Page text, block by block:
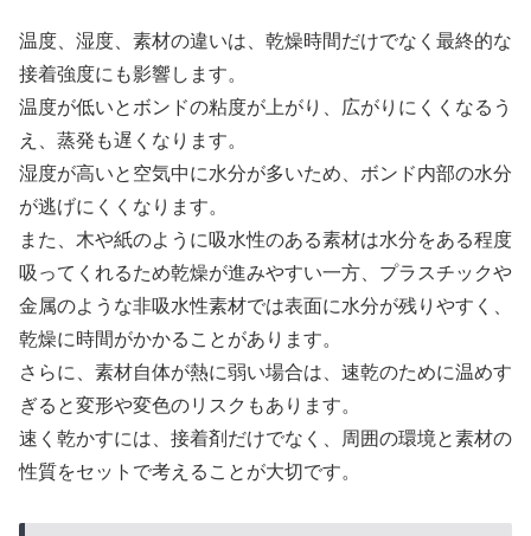
温度、湿度、素材の違いは、乾燥時間だけでなく最終的な
接着強度にも影響します。
温度が低いとボンドの粘度が上がり、広がりにくくなるう
え、蒸発も遅くなります。
湿度が高いと空気中に水分が多いため、ボンド内部の水分
が逃げにくくなります。
また、木や紙のように吸水性のある素材は水分をある程度
吸ってくれるため乾燥が進みやすい一方、プラスチックや
金属のような非吸水性素材では表面に水分が残りやすく、
乾燥に時間がかかることがあります。
さらに、素材自体が熱に弱い場合は、速乾のために温めす
ぎると変形や変色のリスクもあります。
速く乾かすには、接着剤だけでなく、周囲の環境と素材の
性質をセットで考えることが大切です。